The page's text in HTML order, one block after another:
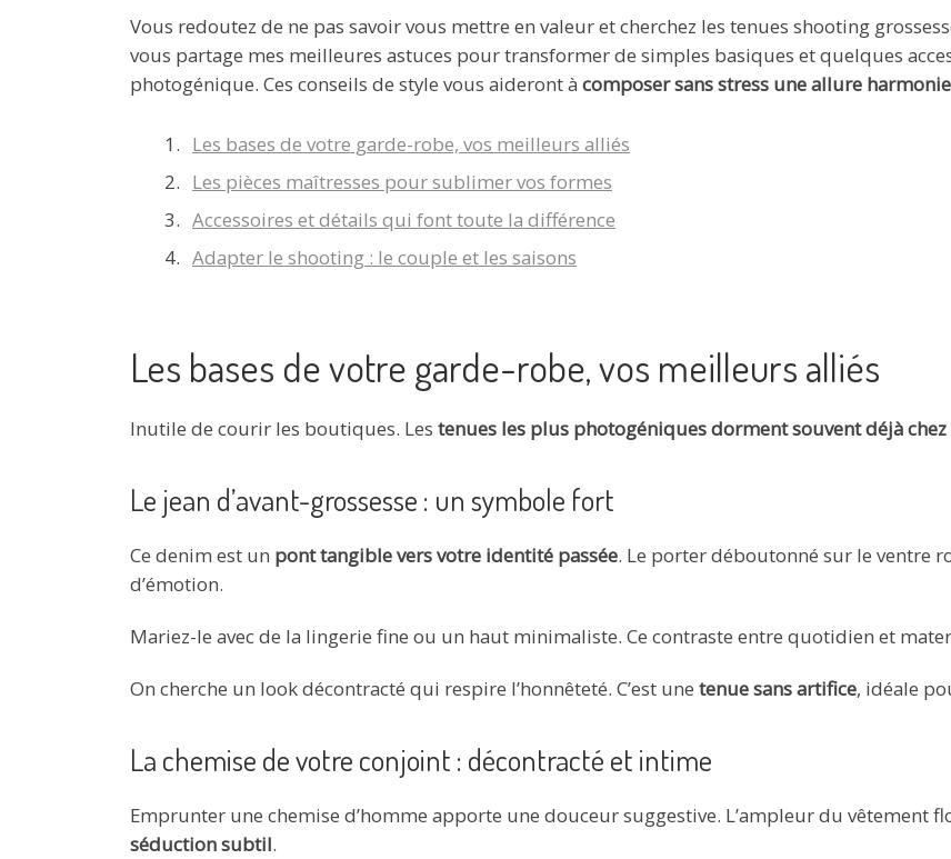
Vous redoutez de ne pas savoir vous mettre en valeur et cherchez les tenues shooting
vous partage mes meilleures astuces pour transformer de simples basiques et quelques
photogénique. Ces conseils de style vous aideront à composer sans stress une allure
Les bases de votre garde-robe, vos meilleurs alliés
Les pièces maîtresses pour sublimer vos formes
Accessoires et détails qui font toute la différence
Adapter le shooting : le couple et les saisons
Les bases de votre garde-robe, vos meilleurs alliés
Inutile de courir les boutiques. Les tenues les plus photogéniques dorment souvent déjà chez
Le jean d’avant-grossesse : un symbole fort
Ce denim est un pont tangible vers votre identité passée. Le porter déboutonné sur le ventre
d’émotion.
Mariez-le avec de la lingerie fine ou un haut minimaliste. Ce contraste entre quotidien et
On cherche un look décontracté qui respire l’honnêteté. C’est une tenue sans artifice, idéale
La chemise de votre conjoint : décontracté et intime
Emprunter une chemise d’homme apporte une douceur suggestive. L’ampleur du vêtement
séduction subtil.